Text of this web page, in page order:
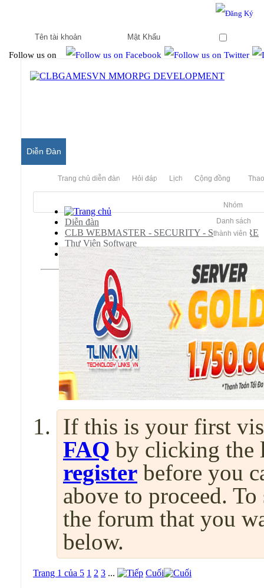
Follow us on
Diễn Đàn
Trang chủ diễn đàn Hỏi đáp Lịch Cộng đồng
Nhóm
Danh sách
thành viên
Diễn đàn
CLB WEBMASTER - SECURITY - SOFTWARE
Thư Viện Software
Dành cho Văn Phòng & Học Tập
If this is your first
FAQ by clicking the
register before you
above to proceed.
the forum that you
below.
Trang 1 của 5 1 2 3 ... Cuối